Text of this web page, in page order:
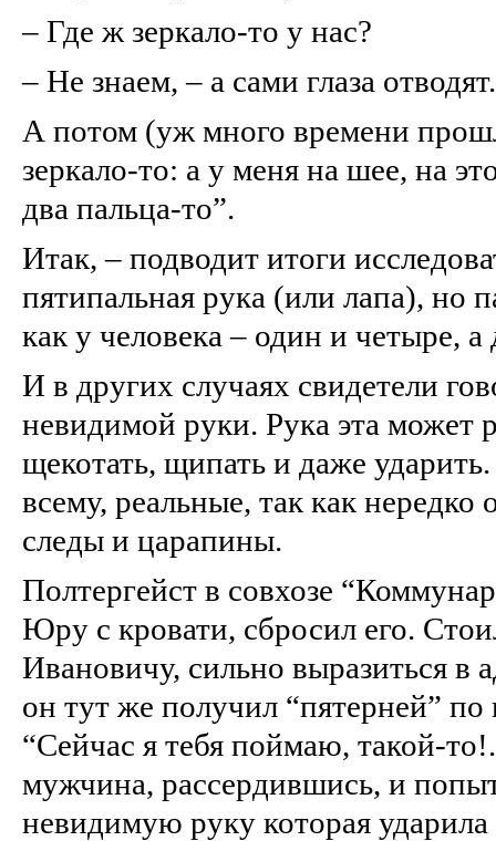
– Где ж зеркало‑то у нас?
– Не знаем, – а сами глаза отводят.
А потом (уж много времени
зеркало‑то: а у меня на шее, на
два пальца‑то”.
Итак, – подводит итоги
пятипальная рука (или лапа), но
как у человека – один и четыре, а
И в других случаях свидетели
невидимой руки. Рука эта может
щекотать, щипать и даже
всему, реальные, так как нередко
следы и царапины.
Полтергейст в совхозе
Юру с кровати, сбросил его.
Ивановичу, сильно выразиться в
он тут же получил “пятерней” по
“Сейчас я тебя поймаю,
мужчина, рассердившись, и
невидимую руку которая